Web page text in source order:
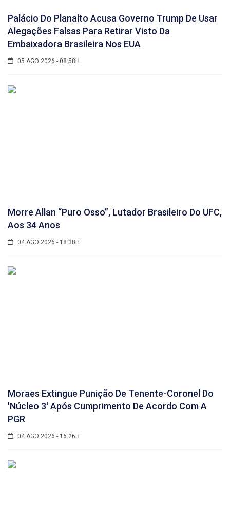
Palácio Do Planalto Acusa Governo Trump De Usar
Alegações Falsas Para Retirar Visto Da
Embaixadora Brasileira Nos EUA
05 AGO 2026 - 08:58H
Morre Allan “Puro Osso”, Lutador Brasileiro Do UFC,
Aos 34 Anos
04 AGO 2026 - 18:38H
Moraes Extingue Punição De Tenente-Coronel Do
'núcleo 3' Após Cumprimento De Acordo Com A
PGR
04 AGO 2026 - 16:26H